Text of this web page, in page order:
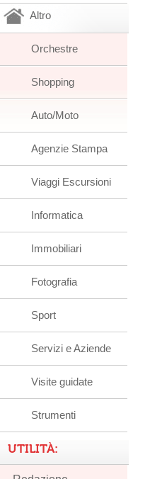
Altro
Orchestre
Shopping
Auto/Moto
Agenzie Stampa
Viaggi Escursioni
Informatica
Immobiliari
Fotografia
Sport
Servizi e Aziende
Visite guidate
Strumenti
UTILITÀ: